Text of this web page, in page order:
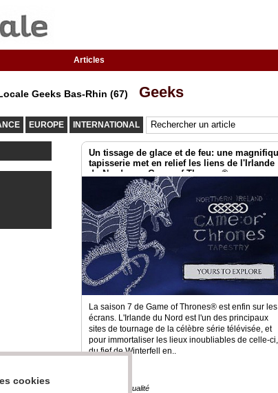
Articles
Geeks Bas-Rhin (67) Geeks
EUROPE INTERNATIONAL
Un tissage de glace et de feu: une
tapisserie met en relief les liens de l'Irlande
du Nord avec Game of Thrones®
La saison 7 de Game of Thrones® est enfin sur les
écrans. L'Irlande du Nord est l'un des principaux
sites de tournage de la célèbre série télévisée, et
pour immortaliser les lieux inoubliables de celle-ci,
du fief de Winterfell en..
Culture » Actualité
cookies